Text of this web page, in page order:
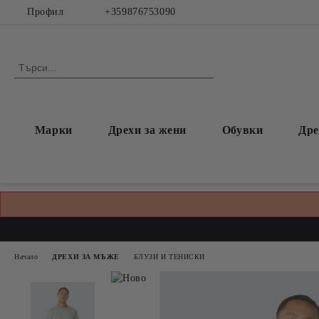
Профил +359876753090
Марки Дрехи за жени Обувки
Начало ДРЕХИ ЗА МЪЖЕ БЛУЗИ И ТЕНИСКИ